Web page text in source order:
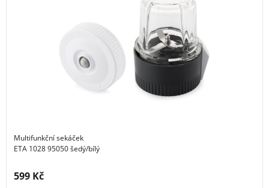
Multifunkční sekáček
ETA 1028 95050 šedý/bílý
Cena s DPH:
599 Kč